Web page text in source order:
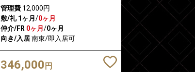
管理費12,000円
敷/礼 1ヶ月 /0ヶ月
仲介/FR 0ヶ月 /0ヶ月
向き/入居南東/即入居可
346,000 円